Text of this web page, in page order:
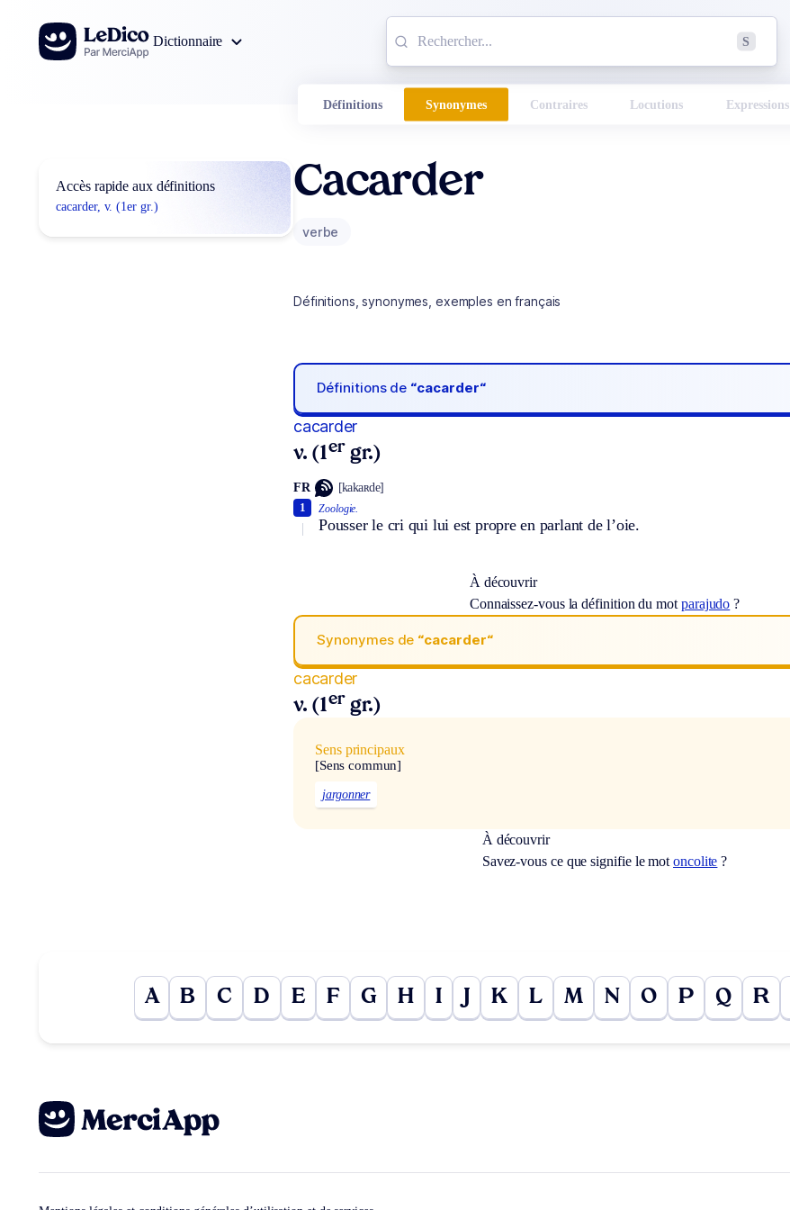
Aller au contenu
Dictionnaire
S
Définitions Synonymes Contraires Locutions Expressions
Accès rapide aux définitions
cacarder, v. (1er gr.)
Cacarder
verbe
Définitions, synonymes, exemples en français
Définitions de “cacarder“
cacarder
v. (1er gr.)
FR [kakaʀde]
Zoologie.
Pousser le cri qui lui est propre en parlant de l’oie.
1
À découvrir
Connaissez-vous la définition du mot parajudo ?
Synonymes de “cacarder“
cacarder
v. (1er gr.)
Sens principaux
[Sens commun]
jargonner
À découvrir
Savez-vous ce que signifie le motoncolite ?
A B C D E F G H I K L M N O P Q R